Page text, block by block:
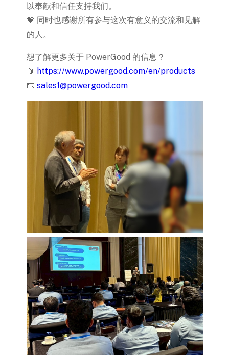
以奉献和信任支持我们。
💖 同时也感谢所有参与这次有意义的交流和见解
的人。
想了解更多关于 PowerGood 的信息？
📎 https://www.powergood.com/en/products
📧 sales1@powergood.com